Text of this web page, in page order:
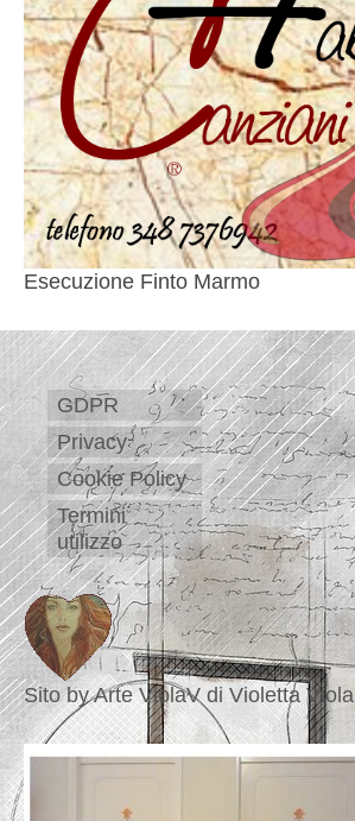
Esecuzione Finto Marmo
GDPR
Privacy
Cookie Policy
Termini
utilizzo
Sito by Arte ViolaV di Violetta Viola